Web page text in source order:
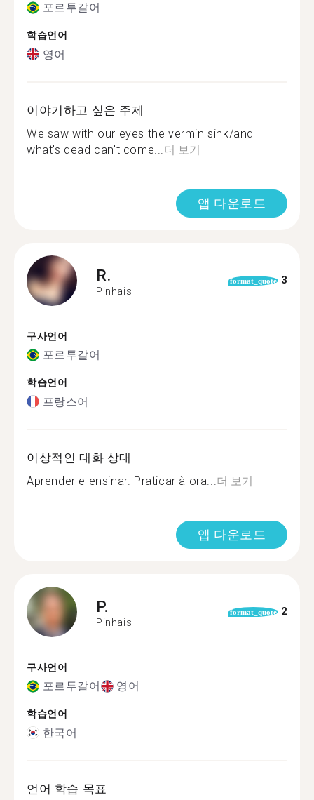
포르투갈어
학습언어
영어
이야기하고 싶은 주제
We saw with our eyes the vermin sink/and
what's dead can't come... 더 보기
앱 다운로드
R.
Pinhais
format_quote 3
구사언어
포르투갈어
학습언어
프랑스어
이상적인 대화 상대
Aprender e ensinar. Praticar à ora... 더 보기
앱 다운로드
P.
Pinhais
format_quote 2
구사언어
포르투갈어 영어
학습언어
한국어
언어 학습 목표